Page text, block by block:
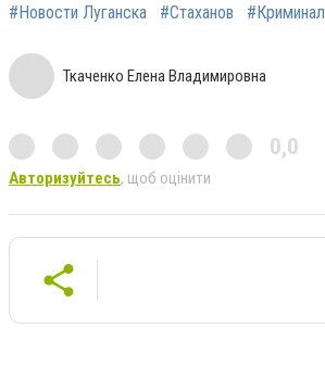
#Новости Луганска #Стаханов #Криминал
Ткаченко Елена Владимировна
0,0
Авторизуйтесь, щоб оцінити